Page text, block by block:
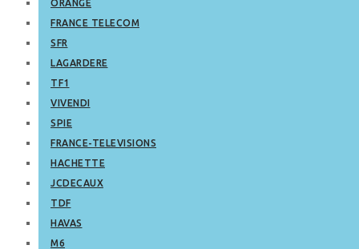
ORANGE
FRANCE TELECOM
SFR
LAGARDERE
TF1
VIVENDI
SPIE
FRANCE-TELEVISIONS
HACHETTE
JCDECAUX
TDF
HAVAS
M6